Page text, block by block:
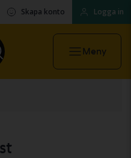
Skapa konto Logga in
Meny